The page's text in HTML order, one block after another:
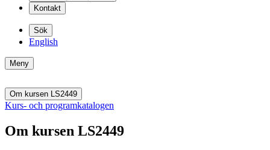
Kontakt
Sök
English
Meny
Om kursen LS2449
Kurs- och programkatalogen
Om kursen LS2449